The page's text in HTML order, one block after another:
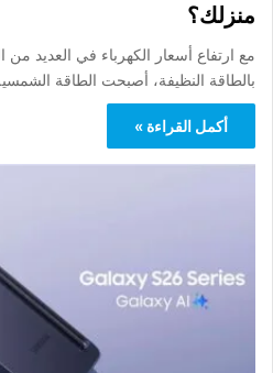
منزلك؟
مع ارتفاع أسعار الكهرباء في العديد من
بالطاقة النظيفة، أصبحت الطاقة
أكمل القراءة »